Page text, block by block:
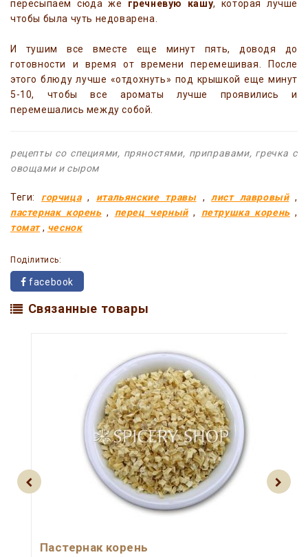
пересыпаем сюда же гречневую кашу, которая лучше
чтобы была чуть недоварена.
И тушим все вместе еще минут пять, доводя до
готовности и время от времени перемешивая. После
этого блюду лучше «отдохнуть» под крышкой еще минут
5-10, чтобы все ароматы лучше проявились и
перемешались между собой.
рецепты со специями, пряностями, приправами, гречка с
овощами и сыром
Теги: горчица, итальянские травы,лист лавровый,
пастернак корень, перец черный, петрушка корень,
томат, чеснок
Поділитись:
facebook
Связанные товары
Пастернак корень